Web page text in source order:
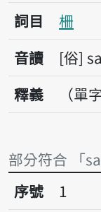
詞目
柵
音讀
俗 sa
釋義
（單
部分符合 「
序號1木柵
序號
1